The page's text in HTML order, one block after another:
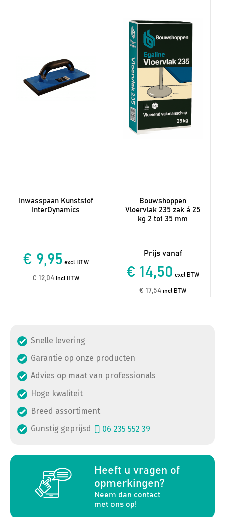
Inwasspaan Kunststof
InterDynamics
€ 9,95 excl BTW
€ 12,04 incl BTW
meerdere
variaties.
Deze
optie
kan
gekozen
worden
op
de
productpagina
Bouwshoppen
Vloervlak 235 zak á 25
kg 2 tot 35 mm
€ 14,50 excl BTW
€ 17,54 incl BTW
Snelle levering
Garantie op onze producten
Advies op maat van professionals
Hoge kwaliteit
Breed assortiment
Gunstig geprijsd
06 235 552 39
Heeft u vragen of
opmerkingen?
Neem dan contact
met ons op!
a